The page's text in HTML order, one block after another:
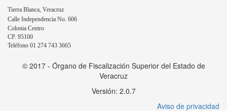
Tierra Blanca, Veracruz
Calle Independencia No. 606
Colonia Centro
CP. 95100
Teléfono 01 274 743 3665
© 2017 - Órgano de Fiscalización Superior del Estado de
Veracruz
Versión: 2.0.7
Aviso de privacidad